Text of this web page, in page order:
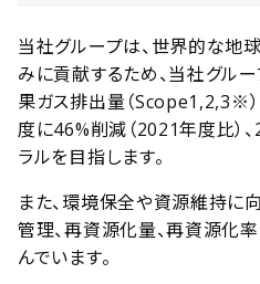
当社グループは、世界的な地
みに貢献するため、当社グル
果ガス排出量（Scope1,2,3※
度に46%削減（2021年度比）
ラルを目指します。
また、環境保全や資源維持
管理、再資源化量、再資源化
んでいます。